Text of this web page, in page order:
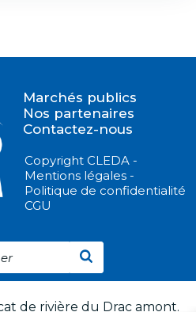
Marchés publics
Nos partenaires
Contactez-nous
Copyright CLEDA -
Mentions légales -
Politique de confidentialité
CGU
de rivière du Drac amont.